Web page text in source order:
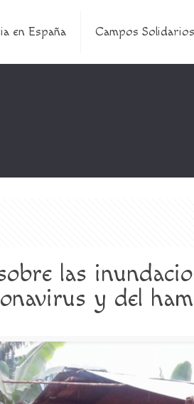
en España Campos Solidarios
las
y del